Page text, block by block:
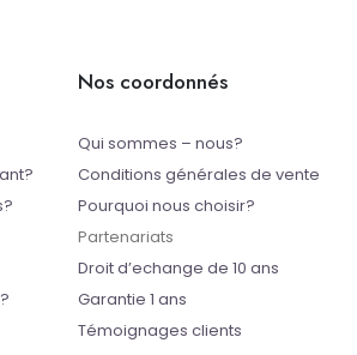
Nos coordonnés
Qui sommes – nous?
Conditions générales de vente
Pourquoi nous choisir?
Partenariats
Droit d’echange de 10 ans
Garantie 1 ans
Témoignages clients